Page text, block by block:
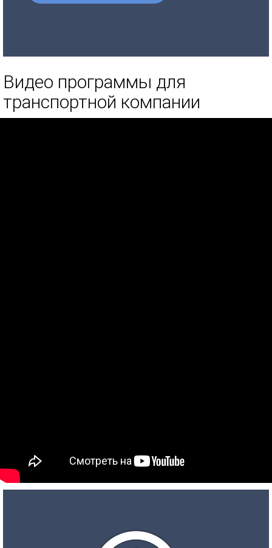
Видео программы для
транспортной компании